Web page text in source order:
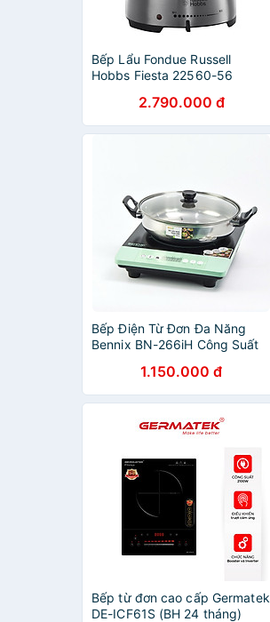
Bếp Lẩu Fondue Russell
Hobbs Fiesta 22560-56
Hàng chính hãng
2.790.000 đ
Bếp Điện Từ Đơn Đa Năng
Bennix BN-266iH Công Suất
Hàng Chính Hãng
1.150.000 đ
Bếp từ đơn cao cấp Germatek
DE-ICF61S (BH 24 tháng)